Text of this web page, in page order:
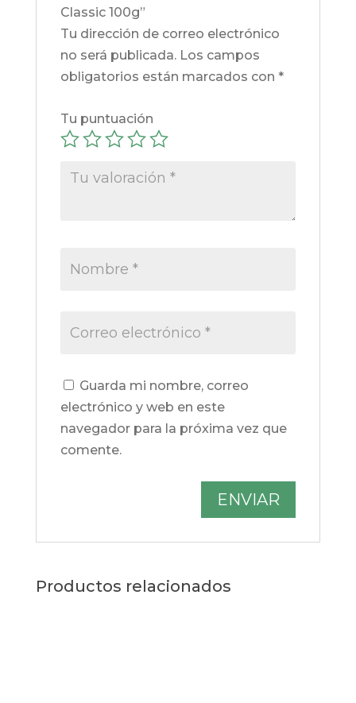
Classic 100g”
Tu dirección de correo electrónico
no será publicada. Los campos
obligatorios están marcados con *
Tu puntuación
Guarda mi nombre, correo
electrónico y web en este
navegador para la próxima vez que
comente.
Productos relacionados